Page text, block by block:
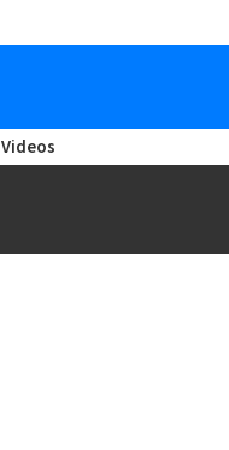
Videos